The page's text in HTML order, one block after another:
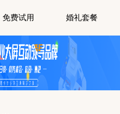
免费试用 婚礼套餐